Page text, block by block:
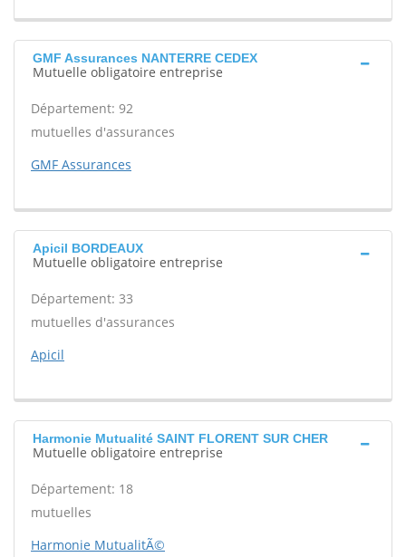
GMF Assurances NANTERRE CEDEX
Mutuelle obligatoire entreprise
Département: 92
mutuelles d'assurances
GMF Assurances
Apicil BORDEAUX
Mutuelle obligatoire entreprise
Département: 33
mutuelles d'assurances
Apicil
Harmonie Mutualité SAINT FLORENT SUR CHER
Mutuelle obligatoire entreprise
Département: 18
mutuelles
Harmonie MutualitÃ©